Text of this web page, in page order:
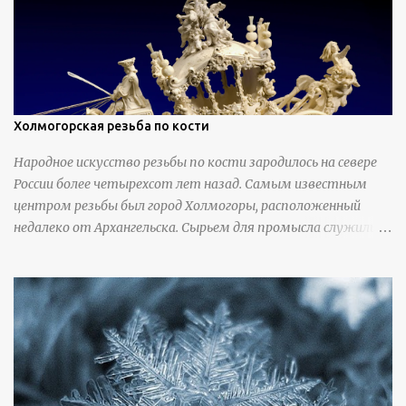
Холмогорская резьба по кости
Народное искусство резьбы по кости зародилось на севере
России более четырехсот лет назад. Самым известным
центром резьбы был город Холмогоры, расположенный
недалеко от Архангельска. Сырьем для промысла служили
облагораживая ее специальной обработкой и тонировкой. В
19 веке резчики также использовали дорогую импортную
слоновую кость для важных заказов. Ажурная ваза
яйцевидной формы с аллегориями времен года - сценами
сбора урожая, сбора фруктов, свадьбы и пожара; кость,
высота 31 см, Н. С. Верещагин, 18 век, из собрания